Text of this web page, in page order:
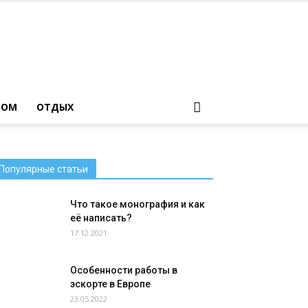
ОТДЫХ
Популярные статьи
Что такое монография и как
её написать?
17.12.2021
Особенности работы в
эскорте в Европе
23.05.2022